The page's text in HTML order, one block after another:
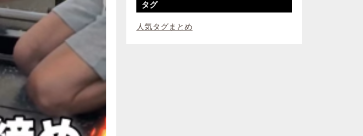
タグ
人気タグまとめ